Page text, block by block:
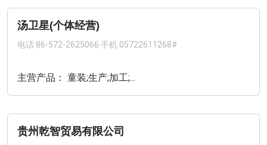
汤卫星(个体经营)
电话 86-572-2625066 手机 05722611268#
主营产品： 童装;生产;加工;...
贵州乾智贸易有限公司